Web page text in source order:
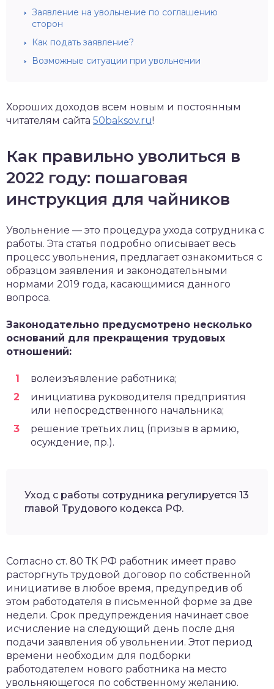
Заявление на увольнение по соглашению
сторон
Как подать заявление?
Возможные ситуации при увольнении
Хороших доходов всем новым и постоянным
читателям сайта 50baksov.ru!
Как правильно уволиться в
2022 году: пошаговая
инструкция для чайников
Увольнение — это процедура ухода сотрудника с
работы. Эта статья подробно описывает весь
процесс увольнения, предлагает ознакомиться с
образцом заявления и законодательными
нормами 2019 года, касающимися данного
вопроса.
Законодательно предусмотрено несколько
оснований для прекращения трудовых
отношений:
волеизъявление работника;
инициатива руководителя предприятия
или непосредственного начальника;
решение третьих лиц (призыв в армию,
осуждение, пр.).
Уход с работы сотрудника регулируется 13
главой Трудового кодекса РФ.
Согласно ст. 80 ТК РФ работник имеет право
расторгнуть трудовой договор по собственной
инициативе в любое время, предупредив об
этом работодателя в письменной форме за две
недели. Срок предупреждения начинает свое
исчисление на следующий день после дня
подачи заявления об увольнении. Этот период
времени необходим для подборки
работодателем нового работника на место
увольняющегося по собственному желанию.